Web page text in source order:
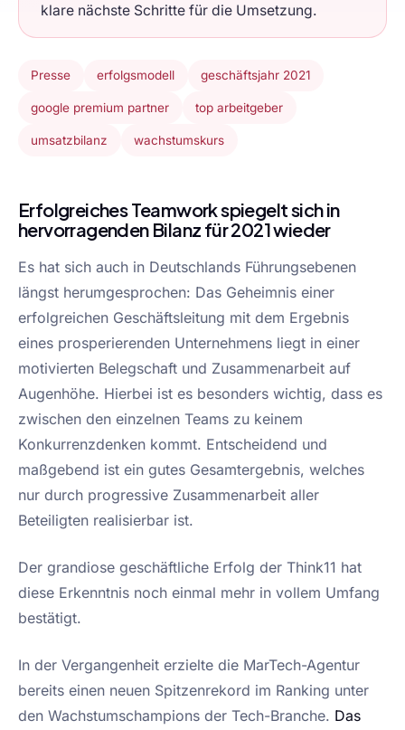
klare nächste Schritte für die Umsetzung.
Presse erfolgsmodell geschäftsjahr 2021
google premium partner top arbeitgeber
umsatzbilanz wachstumskurs
Erfolgreiches Teamwork spiegelt sich in
hervorragenden Bilanz für 2021 wieder
Es hat sich auch in Deutschlands Führungsebenen
längst herumgesprochen: Das Geheimnis einer
erfolgreichen Geschäftsleitung mit dem Ergebnis
eines prosperierenden Unternehmens liegt in einer
motivierten Belegschaft und Zusammenarbeit auf
Augenhöhe. Hierbei ist es besonders wichtig, dass es
zwischen den einzelnen Teams zu keinem
Konkurrenzdenken kommt. Entscheidend und
maßgebend ist ein gutes Gesamtergebnis, welches
nur durch progressive Zusammenarbeit aller
Beteiligten realisierbar ist.
Der grandiose geschäftliche Erfolg der Think11 hat
diese Erkenntnis noch einmal mehr in vollem Umfang
bestätigt.
In der Vergangenheit erzielte die MarTech-Agentur
bereits einen neuen Spitzenrekord im Ranking unter
den Wachstumschampions der Tech-Branche. Das